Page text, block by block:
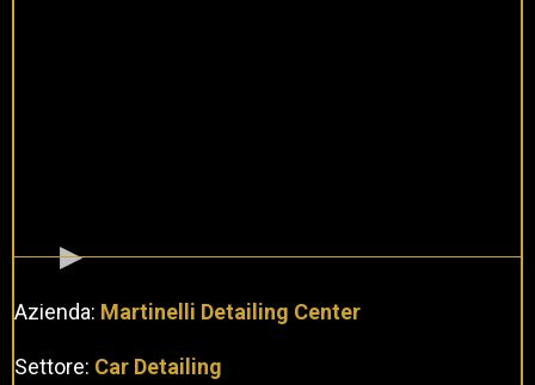
Azienda: Martinelli Detailing Center
Settore: Car Detailing